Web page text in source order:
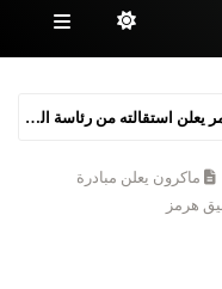
ستارمر يعلن استقالته من رئاسة الحكومة البريطانية
ماكرون يعلن مبادرة
هرمز